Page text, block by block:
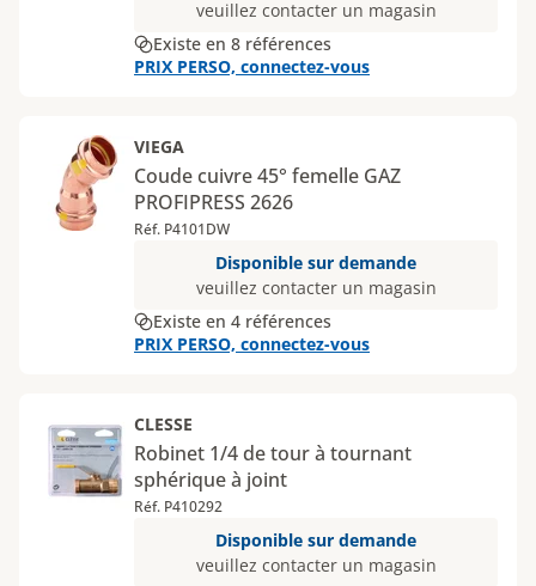
veuillez contacter un magasin
Existe en 8 références
PRIX PERSO, connectez-vous
VIEGA
Coude cuivre 45° femelle GAZ
PROFIPRESS 2626
Réf. P4101DW
Disponible sur demande
veuillez contacter un magasin
Existe en 4 références
PRIX PERSO, connectez-vous
CLESSE
Robinet 1/4 de tour à tournant
sphérique à joint
Réf. P410292
Disponible sur demande
veuillez contacter un magasin